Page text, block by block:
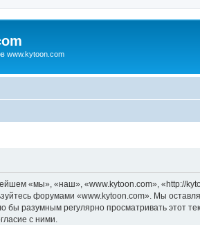
www.kytoon.com
«мы», «наш», «www.kytoon.com», «http://
форумами «www.kytoon.com». Мы
разумным регулярно просматривать этот
с ними.